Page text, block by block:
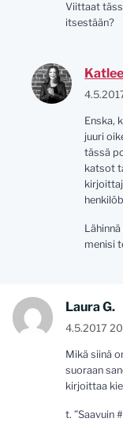
Viittaat
itsestään?
Enska,
juuri
tässä
katsot
menisi
Laura G.
4.5.2017
Mikä siinä
suoraan
kirjoittaa
t. ”Saavuin